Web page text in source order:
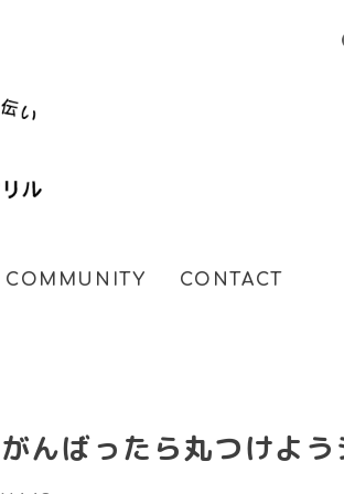
COMMUNITY CONTACT
がんばったら丸つけよう